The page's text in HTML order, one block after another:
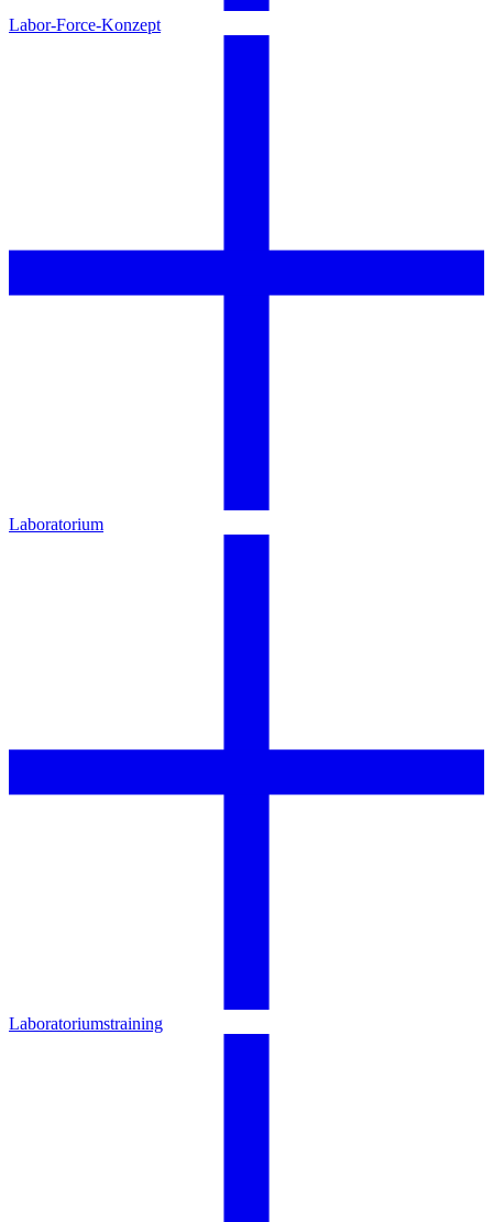
Labor-Force-Konzept
Laboratorium
Laboratoriumstraining